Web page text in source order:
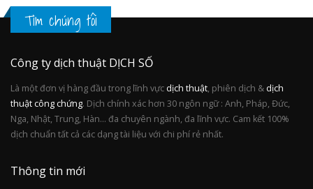
Tìm chúng tôi
Công ty dịch thuật DỊCH SỐ
Là một đơn vị hàng đầu trong lĩnh vực dịch thuật, phiên dịch & dịch
thuật công chứng. Dịch chính xác hơn 30 ngôn ngữ : Anh, Pháp, Đức,
Nga, Nhật, Trung, Hàn... đa chuyên ngành, đa lĩnh vực. Cam kết 100%
dịch chuẩn tất cả các dạng tài liệu với chi phí rẻ nhất.
Thông tin mới